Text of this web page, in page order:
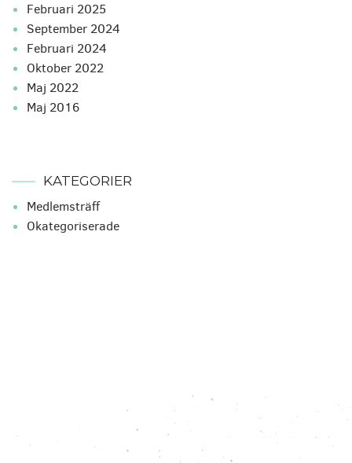
februari 2025
september 2024
februari 2024
oktober 2022
maj 2022
maj 2016
KATEGORIER
Medlemsträff
Okategoriserade